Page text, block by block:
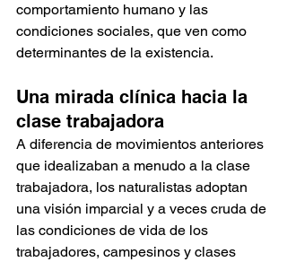
comportamiento humano y las
condiciones sociales, que ven como
determinantes de la existencia.
Una mirada clínica hacia la
clase trabajadora
A diferencia de movimientos anteriores
que idealizaban a menudo a la clase
trabajadora, los naturalistas adoptan
una visión imparcial y a veces cruda de
las condiciones de vida de los
trabajadores, campesinos y clases